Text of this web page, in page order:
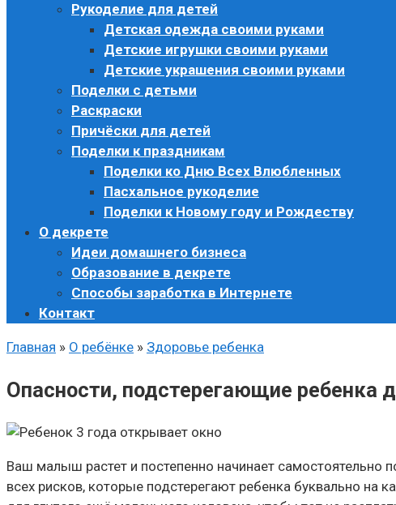
Рукоделие для детей
Детская одежда своими руками
Детские игрушки своими руками
Детские украшения своими руками
Поделки с детьми
Раскраски
Причёски для детей
Поделки к праздникам
Поделки ко Дню Всех Влюбленных
Пасхальное рукоделие
Поделки к Новому году и Рождеству
О декрете
Идеи домашнего бизнеса
Образование в декрете
Способы заработка в Интернете
Контакт
Главная » О ребёнке » Здоровье ребенка
Опасности, подстерегающие ребенка
Ваш малыш растет и постепенно начинает самостоятельно
всех рисков, которые подстерегают ребенка буквально